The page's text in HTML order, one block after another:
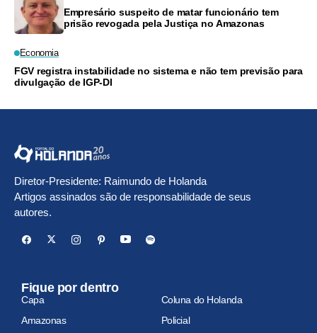
Empresário suspeito de matar funcionário tem
prisão revogada pela Justiça no Amazonas
Economia
FGV registra instabilidade no sistema e não tem previsão para
divulgação de IGP-DI
Diretor-Presidente: Raimundo de Holanda
Artigos assinados são de responsabilidade de seus
autores.
Fique por dentro
Capa
Coluna do Holanda
Amazonas
Policial